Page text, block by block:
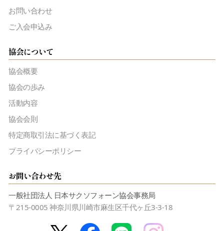
お問い合わせ
ご入会申込み
協会について
協会概要
協会の歩み
活動内容
協会会則
特定商取引法に基づく表記
プライバシーポリシー
お問い合わせ先
一般社団法人 日本サクソフォーン協会事務局
〒215-0005 神奈川県川崎市麻生区千代ヶ丘3-3-18